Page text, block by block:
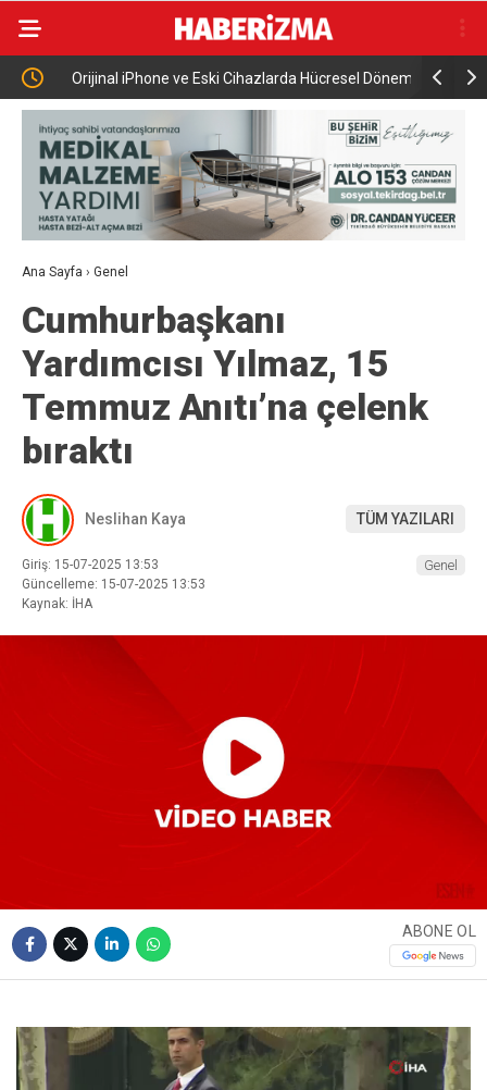
Bin Orijinal iPhone ve Eski Cihazlarda Hücresel Dönem
Sona Erdi
Kestel
şöleni
Ana Sayfa › Genel
Cumhurbaşkanı
Yardımcısı Yılmaz, 15
Temmuz Anıtı’na çelenk
bıraktı
Neslihan Kaya TÜM YAZILARI
Giriş: 15-07-2025 13:53
Güncelleme: 15-07-2025 13:53
Kaynak: İHA
Genel
ABONE OL
Video
oynatıcı